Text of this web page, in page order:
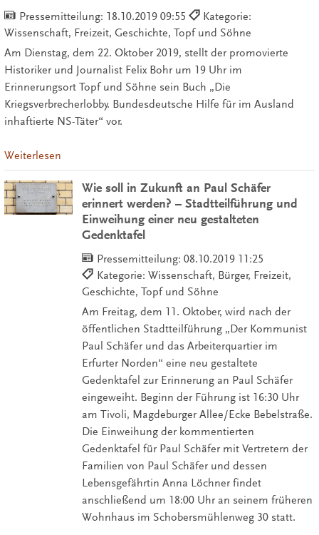
Pressemitteilung: 18.10.2019 09:55
Kategorie:
Wissenschaft, Freizeit, Geschichte, Topf und Söhne
Am Dienstag, dem 22. Oktober 2019, stellt der promovierte
Historiker und Journalist Felix Bohr um 19 Uhr im
Erinnerungsort Topf und Söhne sein Buch „Die
Kriegsverbrecherlobby. Bundesdeutsche Hilfe für im Ausland
inhaftierte NS-Täter“ vor.
Weiterlesen
Wie soll in Zukunft an Paul Schäfer
erinnert werden? – Stadtteilführung und
Einweihung einer neu gestalteten
Gedenktafel
Pressemitteilung: 08.10.2019 11:25
Kategorie: Wissenschaft, Bürger, Freizeit,
Geschichte, Topf und Söhne
Am Freitag, dem 11. Oktober, wird nach der
öffentlichen Stadtteilführung „Der Kommunist
Paul Schäfer und das Arbeiterquartier im
Erfurter Norden“ eine neu gestaltete
Gedenktafel zur Erinnerung an Paul Schäfer
eingeweiht. Beginn der Führung ist 16:30 Uhr
am Tivoli, Magdeburger Allee/Ecke Bebelstraße.
Die Einweihung der kommentierten
Gedenktafel für Paul Schäfer mit Vertretern der
Familien von Paul Schäfer und dessen
Lebensgefährtin Anna Löchner findet
anschließend um 18:00 Uhr an seinem früheren
Wohnhaus im Schobersmühlenweg 30 statt.